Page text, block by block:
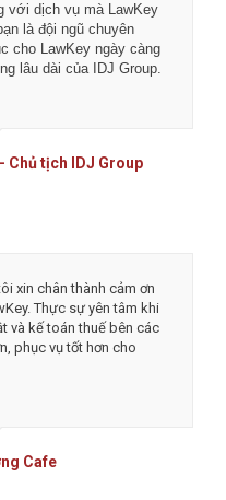
với dịch vụ mà LawKey
là đội ngũ chuyên
cho LawKey ngày càng
lâu dài của IDJ Group.
Chủ tịch IDJ Group
xin chân thành cảm ơn
Thực sự yên tâm khi
và kế toán thuế bên các
phục vụ tốt hơn cho
Cafe